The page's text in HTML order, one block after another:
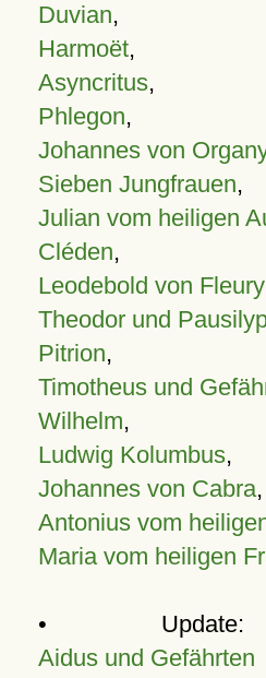
Duvian,
Harmoët,
Asyncritus,
Phlegon,
Johannes von
Sieben Jungfrauen,
Julian vom heiligen
Cléden,
Leodebold von Fleury
Theodor und
Pitrion,
Timotheus und
Wilhelm,
Ludwig Kolumbus,
Johannes von Cabra,
Antonius vom
Maria vom heiligen
•
Aidus und Gefährten